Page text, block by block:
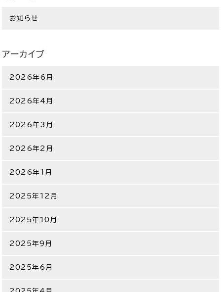
お知らせ
アーカイブ
2026年6月
2026年4月
2026年3月
2026年2月
2026年1月
2025年12月
2025年10月
2025年9月
2025年6月